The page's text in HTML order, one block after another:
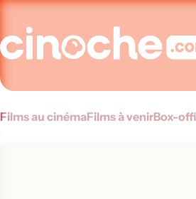
Films au cinémaFilms à venirBox-